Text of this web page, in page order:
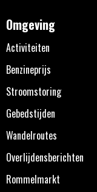
Omgeving
Activiteiten
Benzineprijs
Stroomstoring
Gebedstijden
Wandelroutes
Overlijdensberichten
Rommelmarkt